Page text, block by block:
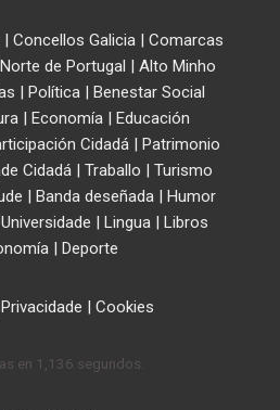
| Concellos Galicia| Comarcas
Norte de Portugal | Alto Minho
| Política| Benestar Social
| Economía | Educación
Cidadá| Patrimonio
Cidadá | Traballo | Turismo
| Banda deseñada | Humor
Universidade | Lingua| Libros
| Deporte
Privacidade | Cookies
en 1,136 segundos.